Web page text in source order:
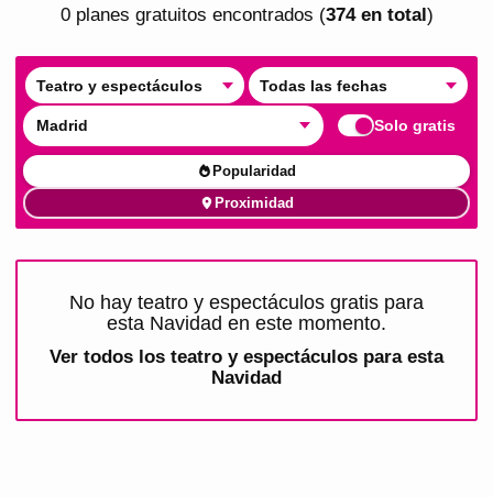
0planes gratuitos encontrados (374en total)
Teatro y espectáculos Todas las fechas
Madrid Solo gratis
Popularidad
Proximidad
No hay teatro y espectáculos gratis para
esta Navidad en este momento.
Ver todos los teatro y espectáculos para esta
Navidad